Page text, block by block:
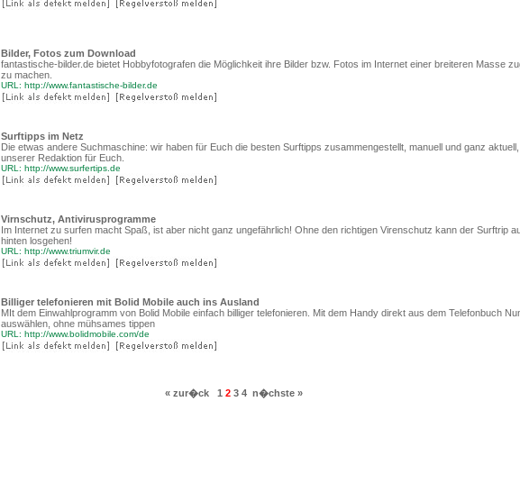
Bilder, Fotos zum Download
fantastische-bilder.de bietet Hobbyfotografen die Möglichkeit ihre Bilder bzw. Fotos im Internet einer breiteren Masse
zu machen.
URL: http://www.fantastische-bilder.de
Surftipps im Netz
Die etwas andere Suchmaschine: wir haben für Euch die besten Surftipps zusammengestellt, manuell und ganz
unserer Redaktion für Euch.
URL: http://www.surfertips.de
Virnschutz, Antivirusprogramme
Im Internet zu surfen macht Spaß, ist aber nicht ganz ungefährlich! Ohne den richtigen Virenschutz kann der Surftrip
hinten losgehen!
URL: http://www.triumvir.de
Billiger telefonieren mit Bolid Mobile auch ins Ausland
MIt dem Einwahlprogramm von Bolid Mobile einfach billiger telefonieren. Mit dem Handy direkt aus dem Telefonbuch
auswählen, ohne mühsames tippen
URL: http://www.bolidmobile.com/de
« zur�ck 1 2 3 4 n�chste »